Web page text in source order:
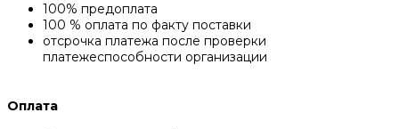
100% предоплата
100 % оплата по факту поставки
отсрочка платежа после проверки
платежеспособности организации
Оплата